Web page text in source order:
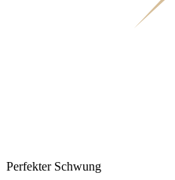
Perfekter Schwung